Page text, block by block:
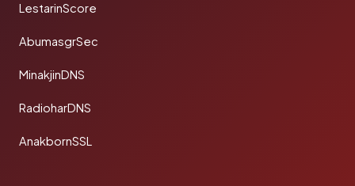
LestarinScore
AbumasgrSec
MinakjinDNS
RadioharDNS
AnakbornSSL